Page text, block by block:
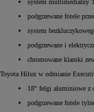
system multimedialny
podgrzewane fotele
system
podgrzewane i
chromowane klamki
Toyota Hilux w odmianie
18" felgi aluminiowe z
podgrzewane fotele